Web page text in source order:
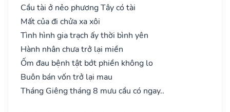
Cầu tài ở nẻo phương Tây có tài
Mất của đi chửa xa xôi
Tình hình gia trạch ấy thời bình yên
Hành nhân chưa trở lại miền
Ốm đau bệnh tật bớt phiền không lo
Buôn bán vốn trở lại mau
Tháng Giêng tháng 8 mưu cầu có ngay..